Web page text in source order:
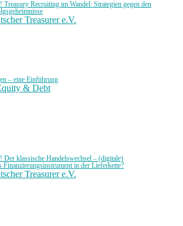
Treasury Recruiting im Wandel: Strategien gegen den
Treasurer e.V.
– eine Einführung
& Debt
Der klassische Handelswechsel – (digitale)
Finanzierungsinstrument in der Lieferkette?
Treasurer e.V.